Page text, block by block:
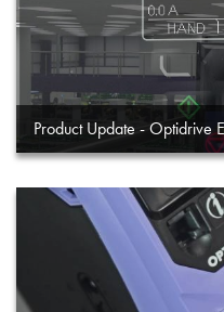
Product Update - Optidrive